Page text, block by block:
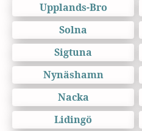
Upplands-Bro
Solna
Sigtuna
Nynäshamn
Nacka
Lidingö